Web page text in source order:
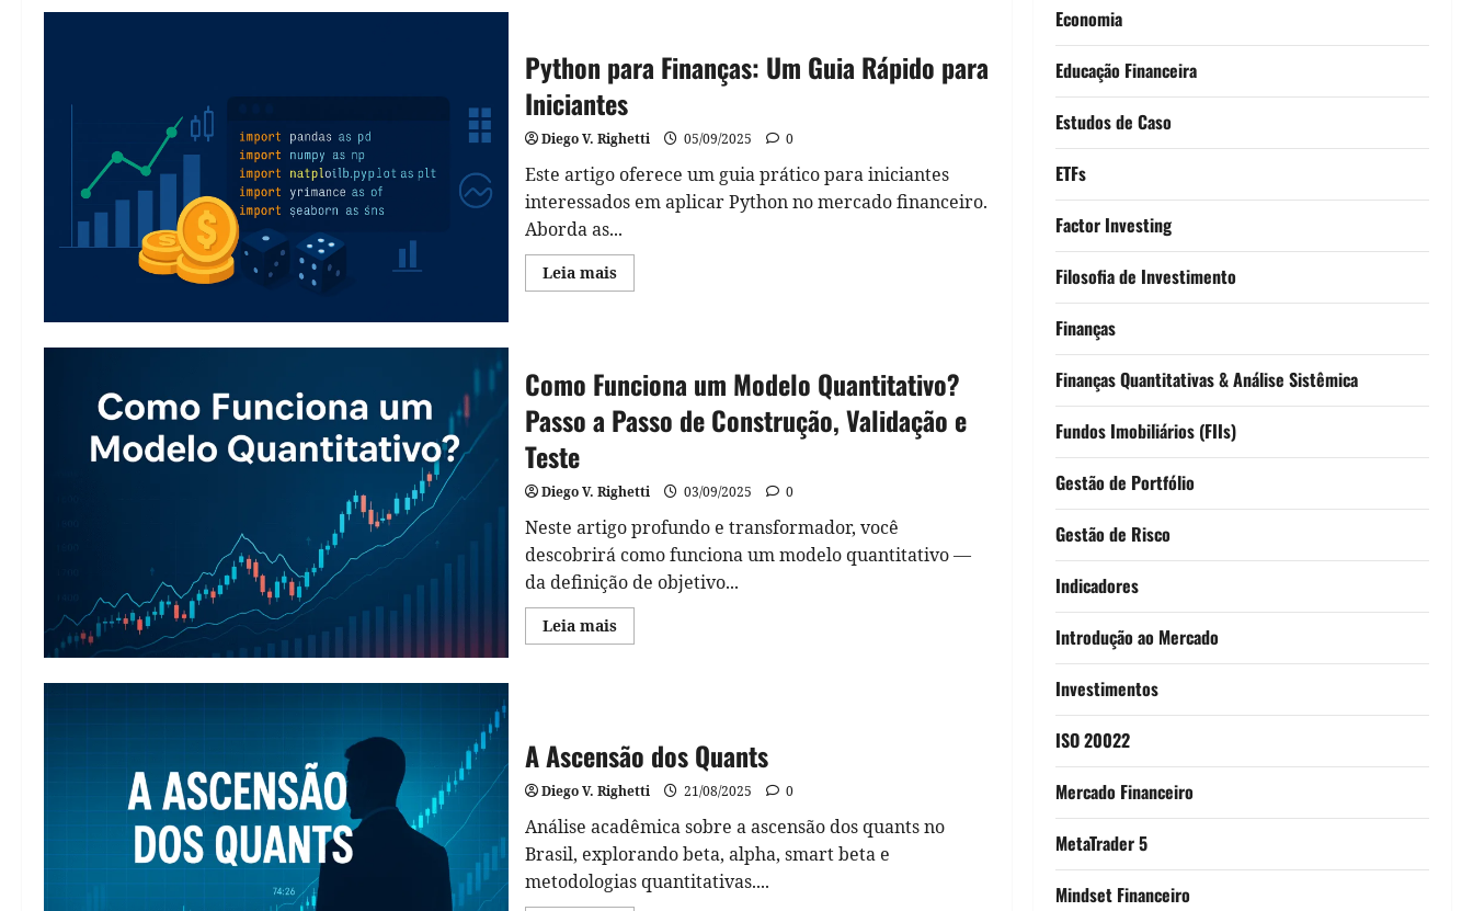
Carteiras
de
Investimentos
Python para Finanças: Um Guia Rápido para
Iniciantes
Diego V. Righetti 05/09/2025 0
Este artigo oferece um guia prático para iniciantes
interessados em aplicar Python no mercado financeiro.
Aborda as...
Leia maisRead
more
Guia
Rápido
para
Iniciantes
Como Funciona um Modelo Quantitativo?
Passo a Passo de Construção, Validação e
Teste
Diego V. Righetti 03/09/2025 0
Neste artigo profundo e transformador, você
descobrirá como funciona um modelo quantitativo —
da definição de objetivo...
Leia maisRead
more
Passo
a
de
Validação
e
Teste
A Ascensão dos Quants
Diego V. Righetti 21/08/2025 0
Análise acadêmica sobre a ascensão dos quants no
Brasil, explorando beta, alpha, smart beta e
metodologias quantitativas....
Economia
Educação Financeira
Estudos de Caso
ETFs
Factor Investing
Filosofia de Investimento
Finanças
Finanças Quantitativas & Análise Sistêmica
Fundos Imobiliários (FIIs)
Gestão de Portfólio
Gestão de Risco
Indicadores
Introdução ao Mercado
Investimentos
ISO 20022
Mercado Financeiro
MetaTrader 5
Mindset Financeiro